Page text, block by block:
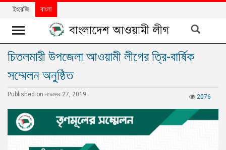
খবর
দলের
বিশেষ
নিবন্ধ
বিশেষ
প্রতিবেদন
ইংরেজি বাংলা
চিতলমারী উপজেলা আওয়ামী লীগের ত্রি-বার্ষিক
সম্মেলন অনুষ্ঠিত
2076
Published on নভেম্বর 27, 2019